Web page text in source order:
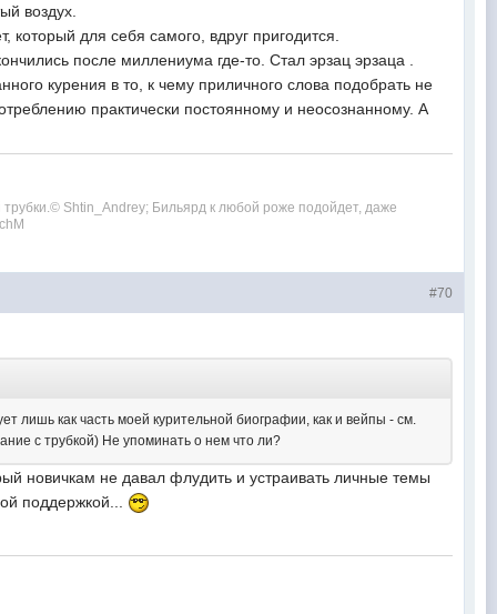
воздух.
который для себя самого, вдруг пригодится.
после миллениума где-то. Стал эрзац эрзаца .
курения в то, к чему приличного слова подобрать не
практически постоянному и неосознанному. А
Shtin_Andrey; Бильярд к любой роже подойдет, даже
#70
лишь как часть моей курительной биографии, как и вейпы - см.
с трубкой) Не упоминать о нем что ли?
новичкам не давал флудить и устраивать личные темы
поддержкой...